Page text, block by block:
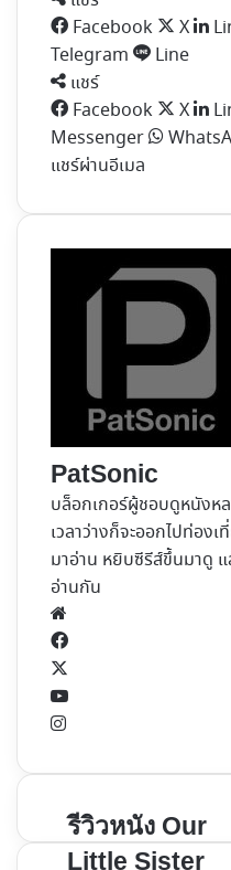
Facebook
X
Telegram
Line
แชร์
Facebook
X
Messenger
แชร์ผ่านอีเมล
PatSonic
บล็อกเกอร์ผู้ชอบดูหนังห
เวลาว่างก็จะออกไปท่อง
มาอ่าน หยิบซีรีส์ขึ้นมาดู
อ่านกัน
Facebook
YouTube
Instagram
รีวิว
หนัง
รีวิวหนัง Our
Little Sister